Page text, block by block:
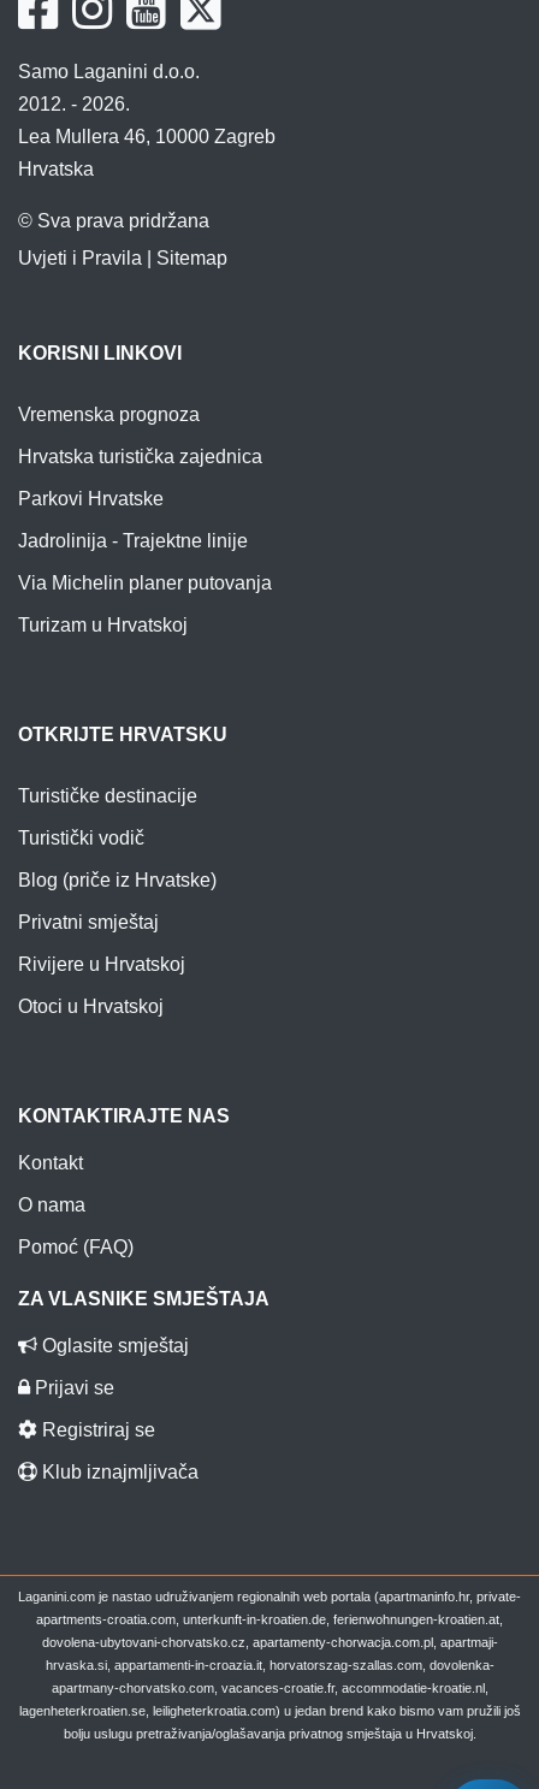
Samo Laganini d.o.o.
2012. - 2026.
Lea Mullera 46, 10000 Zagreb
Hrvatska
© Sva prava pridržana
Uvjeti i Pravila
Sitemap
KORISNI LINKOVI
Vremenska prognoza
Hrvatska turistička zajednica
Parkovi Hrvatske
Jadrolinija - Trajektne linije
Via Michelin planer putovanja
Turizam u Hrvatskoj
OTKRIJTE HRVATSKU
Turističke destinacije
Turistički vodič
Blog (priče iz Hrvatske)
Privatni smještaj
Rivijere u Hrvatskoj
Otoci u Hrvatskoj
KONTAKTIRAJTE NAS
Kontakt
O nama
Pomoć (FAQ)
ZA VLASNIKE SMJEŠTAJA
Oglasite smještaj
Prijavi se
Registriraj se
Klub iznajmljivača
Laganini.com je nastao udruživanjem regionalnih web portala (apartmaninfo.hr, private-
apartments-croatia.com, unterkunft-in-kroatien.de, ferienwohnungen-kroatien.at,
dovolena-ubytovani-chorvatsko.cz, apartamenty-chorwacja.com.pl, apartmaji-
hrvaska.si, appartamenti-in-croazia.it, horvatorszag-szallas.com, dovolenka-
apartmany-chorvatsko.com, vacances-croatie.fr, accommodatie-kroatie.nl,
lagenheterkroatien.se, leiligheterkroatia.com) u jedan brend kako bismo vam pružili još
bolju uslugu pretraživanja/oglašavanja privatnog smještaja u Hrvatskoj.